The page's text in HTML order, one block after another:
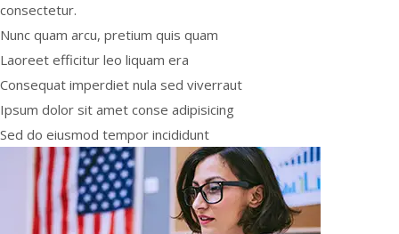
consectetur.
Nunc quam arcu, pretium quis quam
Laoreet efficitur leo liquam era
Consequat imperdiet nula sed viverraut
Ipsum dolor sit amet conse adipisicing
Sed do eiusmod tempor incididunt